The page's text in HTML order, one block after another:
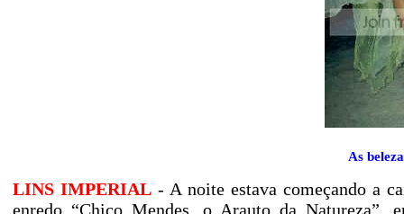
As
LINS IMPERIAL- A noite estava começando a
enredo “Chico Mendes, o Arauto da Natureza”,